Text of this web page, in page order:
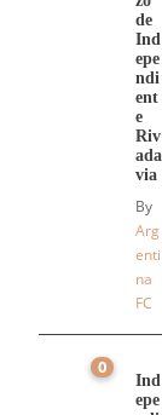
de
Ind
epe
ndi
ent
e
Riv
ada
via
By
Arg
enti
na
FC
0
Ind
epe